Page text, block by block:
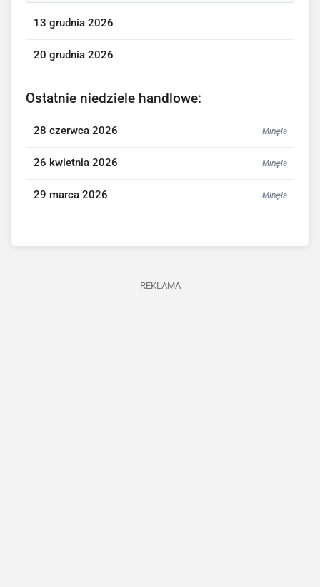
13 grudnia 2026
20 grudnia 2026
Ostatnie niedziele handlowe:
28 czerwca 2026 Minęła
26 kwietnia 2026 Minęła
29 marca 2026 Minęła
REKLAMA